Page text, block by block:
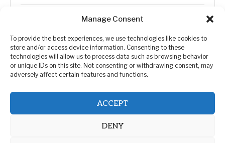
Manage Consent
To provide the best experiences, we use technologies like cookies to
store and/or access device information. Consenting to these
technologies will allow us to process data such as browsing behavior
or unique IDs on this site. Not consenting or withdrawing consent, may
adversely affect certain features and functions.
ACCEPT
DENY
Transfer Trends
Uncategorized (192)
WORLD (5)
Zimbabwe Politics